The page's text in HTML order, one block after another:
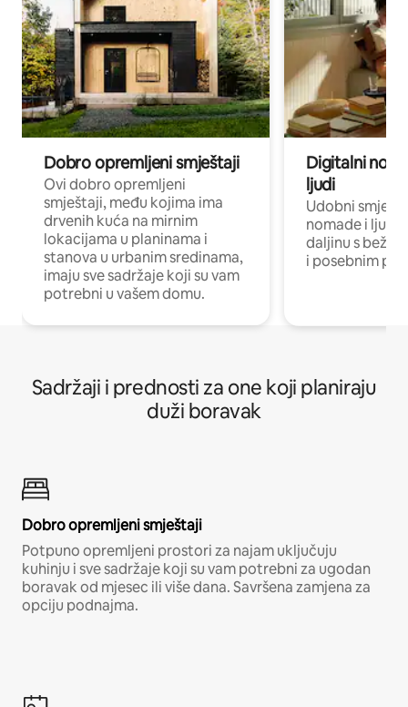
Dobro opremljeni smještaji
Ovi dobro opremljeni
smještaji, među kojima ima
drvenih kuća na mirnim
lokacijama u planinama i
stanova u urbanim sredinama,
imaju sve sadržaje koji su vam
potrebni u vašem domu.
Digitalni
ljudi
Udobni
nomade i ljude
daljinu s
i posebnim
Sadržaji i prednosti za one koji planiraju
duži boravak
Dobro opremljeni smještaji
Potpuno opremljeni prostori za najam uključuju
kuhinju i sve sadržaje koji su vam potrebni za ugodan
boravak od mjesec ili više dana. Savršena zamjena za
opciju podnajma.